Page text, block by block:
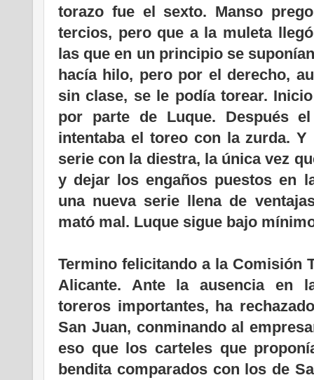
torazo fue el sexto. Manso
tercios, pero que a la muleta
las que en un principio se
hacía hilo, pero por el derecho,
sin clase, se le podía torear.
por parte de Luque. Después
intentaba el toreo con la zurda.
serie con la diestra, la única vez
y dejar los engaños puestos en
una nueva serie llena de
mató mal. Luque sigue bajo
Termino felicitando a la Comisión
Alicante. Ante la ausencia en
toreros importantes, ha
San Juan, conminando al
eso que los carteles que
bendita comparados con los de